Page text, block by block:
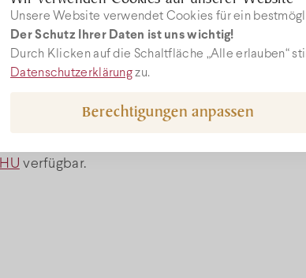
Unsere Website verwendet Cookies für ein
Der Schutz Ihrer Daten ist uns wichtig!
Durch Klicken auf die Schaltfläche „Alle erlauben“
Datenschutzerklärung zu.
Berechtigungen anpassen
HU verfügbar.
Webshop